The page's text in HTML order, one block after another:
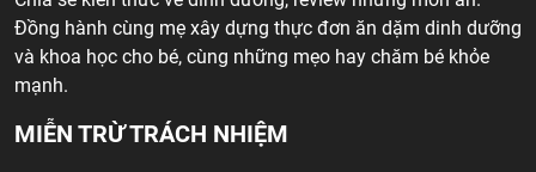
Đồng hành cùng mẹ xây dựng thực đơn ăn dặm dinh dưỡng
và khoa học cho bé, cùng những mẹo hay chăm bé khỏe
mạnh.
MIỄN TRỪ TRÁCH NHIỆM